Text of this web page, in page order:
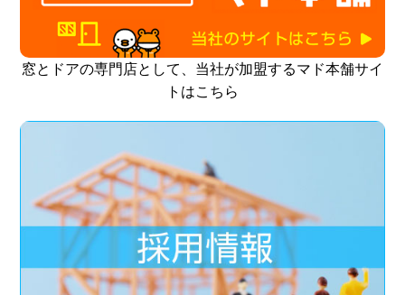
窓とドアの専門店として、当社が加盟するマド本舗サイ
トはこちら